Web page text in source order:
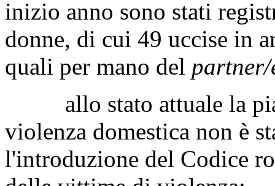
inizio anno sono stati
donne, di cui 49 uccise in
quali per mano del
allo stato attuale la
violenza domestica non è
l'introduzione del Codice